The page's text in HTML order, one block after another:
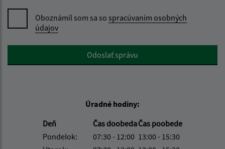
Oboznámil som sa so spracúvaním osobných
údajov
Google reCaptcha ResponseOdoslať správu
Úradné hodiny:
Deň
Čas doobedaČas poobede
Pondelok:
07:30 - 12:00 13:00 - 15:30